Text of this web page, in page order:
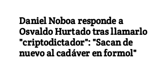
Daniel Noboa responde a
Osvaldo Hurtado tras llamarlo
"criptodictador": "Sacan de
nuevo al cadáver en formol"